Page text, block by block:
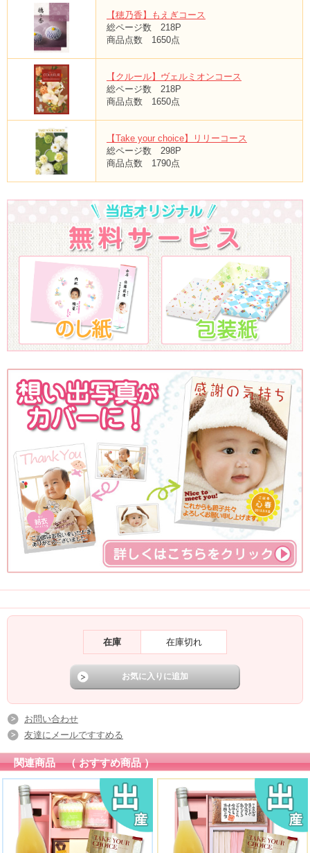
【穂乃香】もえぎコース
総ページ数 218P
商品点数 1650点
【クルール】ヴェルミオンコース
総ページ数 218P
商品点数 1650点
【Take your choice】リリーコース
総ページ数 298P
商品点数 1790点
在庫 在庫切れ
お問い合わせ
友達にメールですすめる
関連商品 （ おすすめ商品 ）